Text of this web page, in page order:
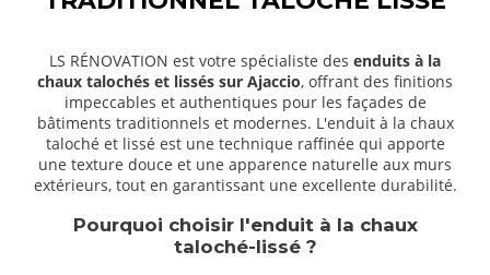
LS RÉNOVATION est votre spécialiste des enduits à la
chaux talochés et lissés sur Ajaccio, offrant des finitions
impeccables et authentiques pour les façades de
bâtiments traditionnels et modernes. L'enduit à la chaux
taloché et lissé est une technique raffinée qui apporte
une texture douce et une apparence naturelle aux murs
extérieurs, tout en garantissant une excellente durabilité.
Pourquoi choisir l'enduit à la chaux
taloché-lissé ?